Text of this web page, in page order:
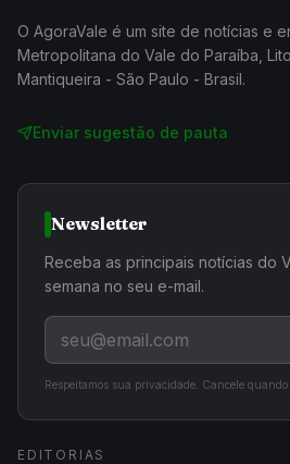
O AgoraVale é um site de notícias e
Metropolitana do Vale do Paraíba,
Mantiqueira - São Paulo - Brasil.
Enviar sugestão de pauta
Newsletter
Receba as principais notícias do
semana no seu e-mail.
Respeitamos sua privacidade. Cancele quando
EDITORIAS